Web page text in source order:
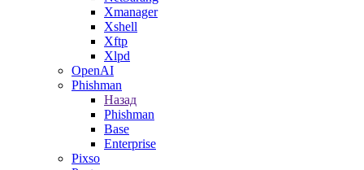
Xmanager
Xshell
Xftp
Xlpd
OpenAI
Phishman
Назад
Phishman
Base
Enterprise
Pixso